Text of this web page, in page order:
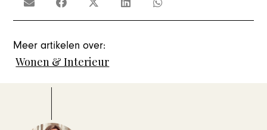
Meer artikelen over:
Wonen & Interieur